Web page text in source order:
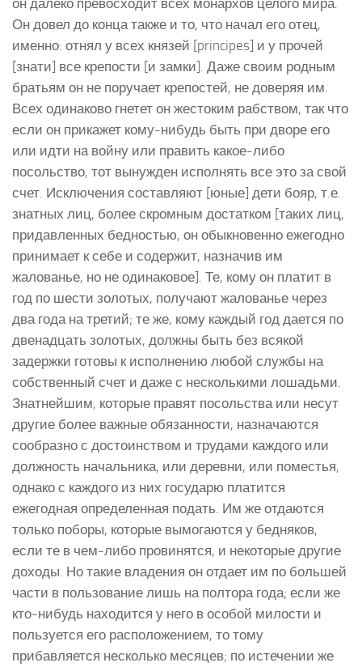
Он довел до конца также и то, что начал его отец,
именно: отнял у всех князей [principes] и у прочей
[знати] все крепости [и замки]. Даже своим родным
братьям он не поручает крепостей, не доверяя им.
Всех одинаково гнетет он жестоким рабством, так что
если он прикажет кому-нибудь быть при дворе его
или идти на войну или править какое-либо
посольство, тот вынужден исполнять все это за свой
счет. Исключения составляют [юные] дети бояр, т.е.
знатных лиц, более скромным достатком [таких лиц,
придавленных бедностью, он обыкновенно ежегодно
принимает к себе и содержит, назначив им
жалованье, но не одинаковое]. Те, кому он платит в
год по шести золотых, получают жалованье через
два года на третий; те же, кому каждый год дается по
двенадцать золотых, должны быть без всякой
задержки готовы к исполнению любой службы на
собственный счет и даже с несколькими лошадьми.
Знатнейшим, которые правят посольства или несут
другие более важные обязанности, назначаются
сообразно с достоинством и трудами каждого или
должность начальника, или деревни, или поместья,
однако с каждого из них государю платится
ежегодная определенная подать. Им же отдаются
только поборы, которые вымогаются у бедняков,
если те в чем-либо провинятся, и некоторые другие
доходы. Но такие владения он отдает им по большей
части в пользование лишь на полтора года; если же
кто-нибудь находится у него в особой милости и
пользуется его расположением, то тому
прибавляется несколько месяцев; по истечении же